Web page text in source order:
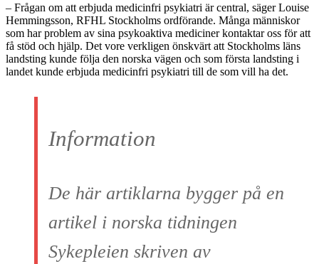
– Frågan om att erbjuda medicinfri psykiatri är central, säger Louise
Hemmingsson, RFHL Stockholms ordförande. Många människor
som har problem av sina psykoaktiva mediciner kontaktar oss för att
få stöd och hjälp. Det vore verkligen önskvärt att Stockholms läns
landsting kunde följa den norska vägen och som första landsting i
landet kunde erbjuda medicinfri psykiatri till de som vill ha det.
Information
De här artiklarna bygger på en
artikel i norska tidningen
Sykepleien skriven av